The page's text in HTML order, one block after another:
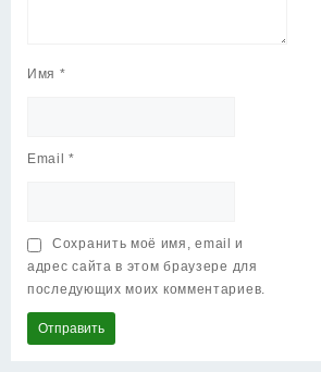
Имя *
Email*
Сохранить моё имя, email и
адрес сайта в этом браузере для
последующих моих комментариев.